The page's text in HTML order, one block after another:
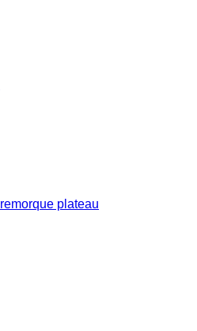
remorque plateau